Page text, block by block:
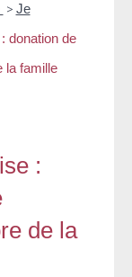
> Je
donation de
la famille
:
de la